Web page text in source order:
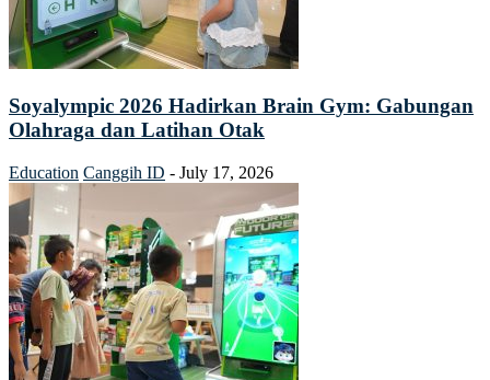
Soyalympic 2026 Hadirkan Brain Gym: Gabungan
Olahraga dan Latihan Otak
Education Canggih ID - July 17, 2026